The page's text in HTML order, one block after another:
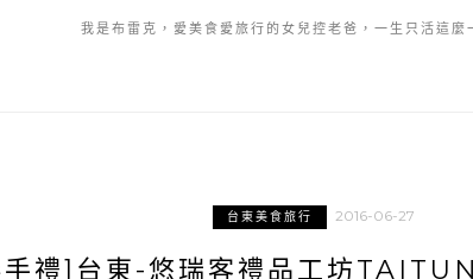
我是布雷克，愛美食愛旅行的女兒控老爸，一生只活這
台東美食旅行 2016-06-27
手禮]台東-悠瑞客禮品工坊